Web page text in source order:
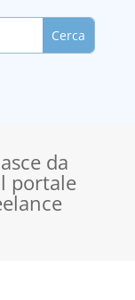
da
portale